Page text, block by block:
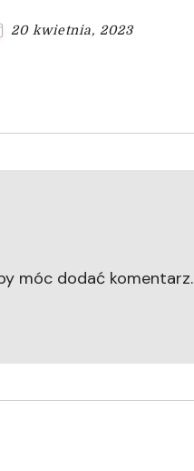
20 kwietnia, 2023
móc dodać komentarz.